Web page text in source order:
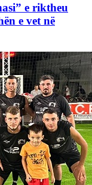
e riktheu
e vet në